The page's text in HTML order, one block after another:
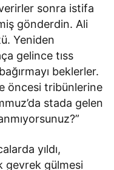
sonra istifa
gönderdin. Ali
Yeniden
gelince tıss
beklerler.
öncesi tribünlerine
stada gelen
yıldı,
gevrek gülmesi